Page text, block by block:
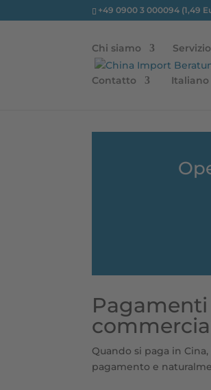
+49 0900 3 000094 (1,49
Chi siamo
Contatto Italiano
Quando si paga in
pagamento e